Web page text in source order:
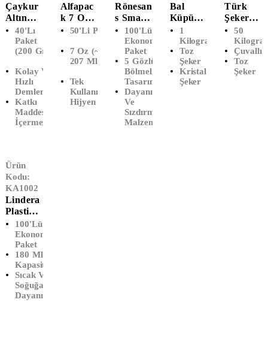
Çaykur
Altın
Süzen
Demlik
Poşet
(40'lı)
40'lı
Paket
(200 Gr)
Kolay Ve
Hızlı
Demleme
Katkı
Maddesi
İçermez
Alfapac
K 7 Oz
Karton
(50'li)
50'li Paket
7 Oz (~
207 Ml)
Tek
Kullanımlık
Hijyen
Rönesan
S Smart
Pack 5
Gözlü
Köpük
Tabak
(100'lü)
100'lü
Ekonomik
Paket
5 Gözlü
Bölmeli
Tasarım
Dayanıklı
Ve
Sızdırmaz
Malzeme
Bal
Küpü
Toz
Şeker (1
KG)
1
Kilogram
Toz
Şeker
Kristal
Şeker
Türk
Şeker
Toz
Şeker
(50 KG)
50
Çuvallı
Toz
Şeker
Ürün
Kodu:
KA1002
Lindera
Plastik
Otomat
Bardağı
(100'
Lü)
100'lü
Ekonomik
Paket
180 Ml
Kapasite
Sıcak Ve
Soğuğa
Dayanıklı